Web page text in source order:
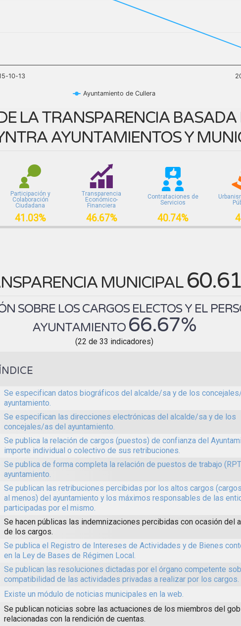
Ayuntamiento de Cullera
10-13
LA TRANSPARENCIA BASADA
AYUNTAMIENTOS Y
Participación y
Colaboración
Ciudadana
41.03%
Transparencia
Económico-
Financiera
46.67%
Contrataciones de
Servicios
40.74%
MUNICIPAL
SOBRE LOS CARGOS ELECTOS Y EL
AYUNTAMIENTO 66.67%
(22 de 33 indicadores)
ÍNDICE
Se especifican datos biográficos del alcalde/sa y de los
ayuntamiento.
Se especifican las direcciones electrónicas del alcalde/sa y de los
concejales/as del ayuntamiento.
Se publica la relación de cargos (puestos) de confianza del
importe individual o colectivo de sus retribuciones.
Se publica de forma completa la relación de puestos de trabajo
ayuntamiento.
Se publican las retribuciones percibidas por los altos cargos
al menos) del ayuntamiento y los máximos responsables de las
participadas por el mismo.
Se hacen públicas las indemnizaciones percibidas con ocasión del
de los cargos.
Se publica el Registro de Intereses de Actividades y de Bienes
en la Ley de Bases de Régimen Local.
Se publican las resoluciones dictadas por el órgano competente
compatibilidad de las actividades privadas a realizar por los cargos.
Existe un módulo de noticias municipales en la web.
Se publican noticias sobre las actuaciones de los miembros del
relacionadas con la rendición de cuentas.